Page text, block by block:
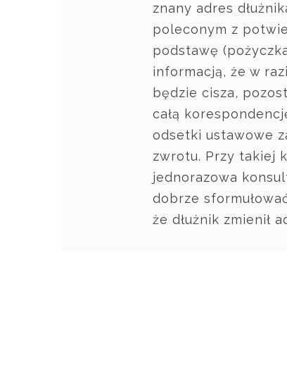
znany adres
poleconym z
podstawę
informacją, że w
będzie cisza,
całą
odsetki ustawowe
zwrotu. Przy takiej
jednorazowa
dobrze
że dłużnik zmienił